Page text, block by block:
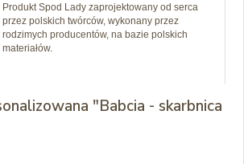
Produkt Spod Lady zaprojektowany od serca
przez polskich twórców, wykonany przez
rodzimych producentów, na bazie polskich
materiałów.
"Babcia - skarbnica